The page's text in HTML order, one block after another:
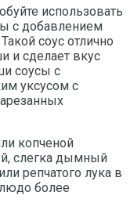
использовать
с добавлением
соус отлично
и сделает вкус
соусы с
уксусом с
копченой
слегка дымный
репчатого лука в
более